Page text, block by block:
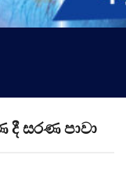
සරණ පාවා